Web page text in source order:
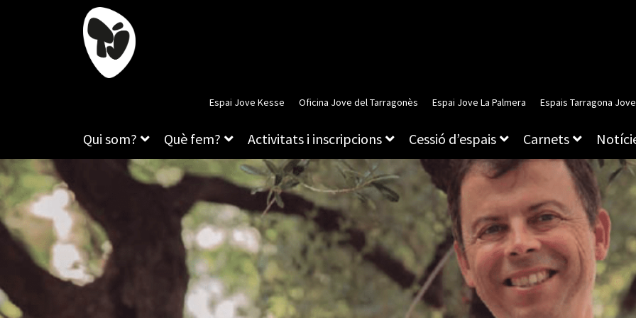
Espai Jove Kesse Oficina Jove del Tarragonès Espai Jove La Palmera Espais Tarragona Jove
Qui som? Què fem? Activitats i inscripcions Cessió d’espais Carnets